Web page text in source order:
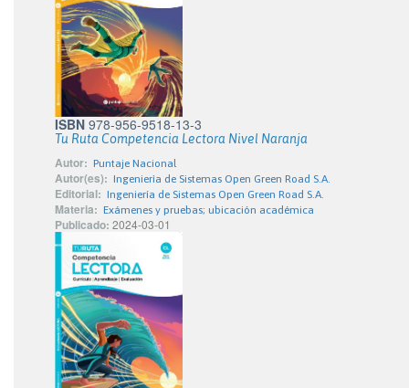
ISBN 978-956-9518-13-3
Tu Ruta Competencia Lectora Nivel Naranja
Autor: Puntaje Nacional
Autor(es): Ingenierìa de Sistemas Open Green Road S.A.
Editorial: Ingeniería de Sistemas Open Green Road S.A.
Materia: Exámenes y pruebas; ubicación académica
Publicado: 2024-03-01